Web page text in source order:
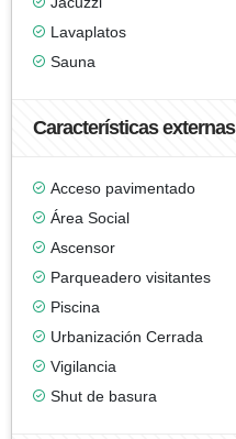
Lavaplatos
Sauna
Características externas
Acceso pavimentado
Área Social
Ascensor
Parqueadero visitantes
Piscina
Urbanización Cerrada
Vigilancia
Shut de basura